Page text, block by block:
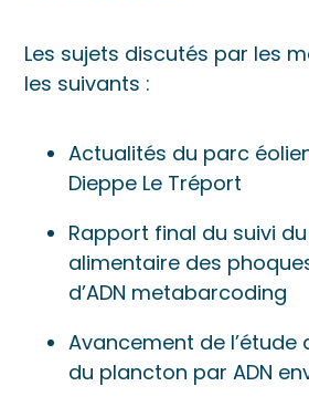
Les sujets discutés par les
les suivants :
Actualités du parc
Dieppe Le Tréport
Rapport final du suivi
alimentaire des
d’ADN metabarcoding
Avancement de l’étude
du plancton par ADN